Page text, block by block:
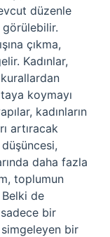
düzenle
görülebilir.
çıkma,
Kadınlar,
koymayı
kadınların
artıracak
daha fazla
toplumun
Belki de
bir
bir